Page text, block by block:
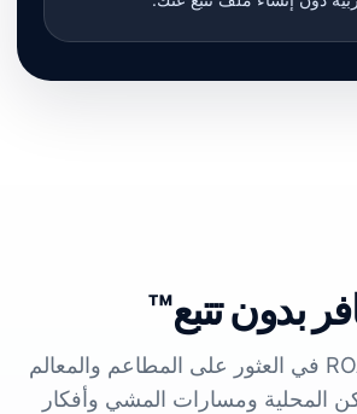
بدون تتبع™
يساعدك ROAMN AI في العثور على المطاعم والمعالم
المحلية ومسارات المشي وأفكار